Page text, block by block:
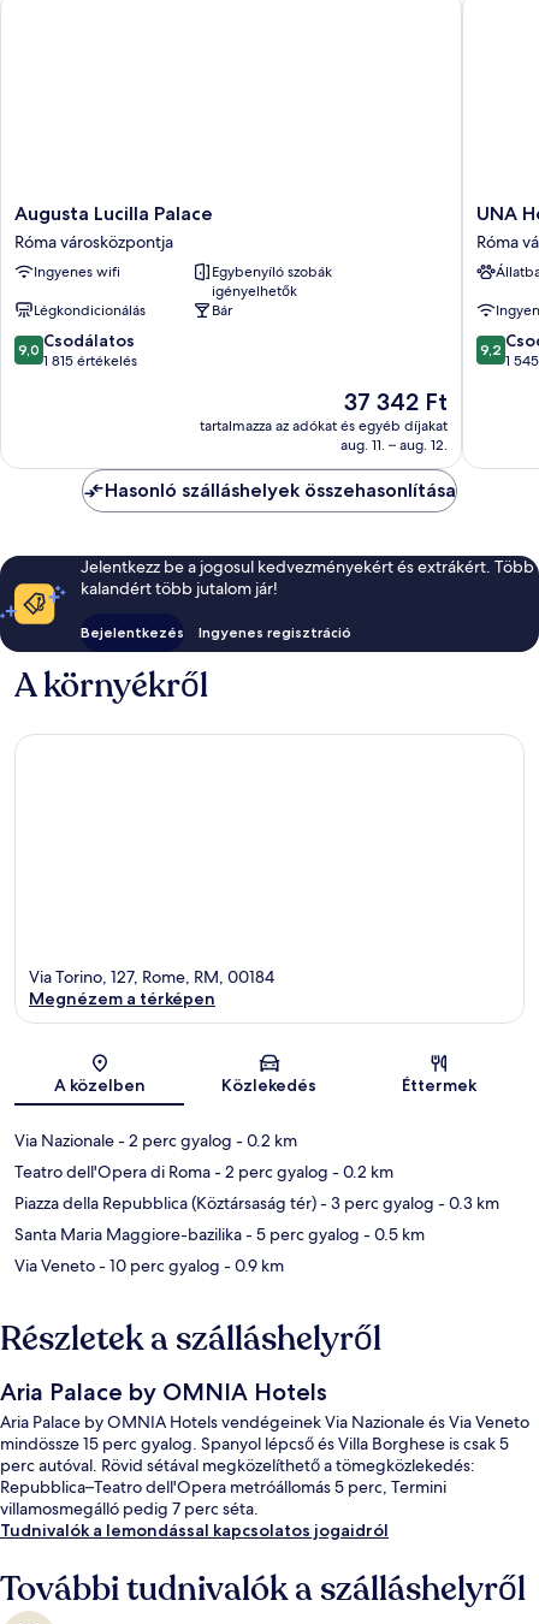
Augusta
Lucilla
Palace
Róma
Augusta Lucilla Palace
Róma városközpontja
Ingyenes wifi
Egybenyíló szobák
igényelhetők
Légkondicionálás
Bár
9.0
ennyiből:
9,0 Csodálatos
1 815 értékelés
Az
ár
37 342 Ft
37 342 Ft
tartalmazza az adókat és egyéb díjakat
aug. 11. – aug. 12.
UNA
Hotels
Decò
Roma
UNA
Róma
9.2
9,2
1
Hasonló szálláshelyek összehasonlítása
Jelentkezz be a jogosul kedvezményekért és extrákért. Több
kalandért több jutalom jár!
Bejelentkezés Ingyenes regisztráció
A környékről
Térkép
Via Torino, 127, Rome, RM, 00184
Megnézem a térképen
A közelben Közlekedés Éttermek
Via Nazionale- 2 perc gyalog - 0.2 km
Teatro dell'Opera di Roma- 2 perc gyalog - 0.2 km
Piazza della Repubblica (Köztársaság tér)- 3 perc gyalog - 0.3 km
Santa Maria Maggiore-bazilika- 5 perc gyalog - 0.5 km
Via Veneto- 10 perc gyalog - 0.9 km
Részletek a szálláshelyről
Aria Palace by OMNIA Hotels
Aria Palace by OMNIA Hotels vendégeinek Via Nazionale és Via Veneto
mindössze 15 perc gyalog. Spanyol lépcső és Villa Borghese is csak 5
perc autóval. Rövid sétával megközelíthető a tömegközlekedés:
Repubblica–Teatro dell'Opera metróállomás 5 perc, Termini
villamosmegálló pedig 7 perc séta.
Tudnivalók a lemondással kapcsolatos jogaidról
További tudnivalók a szálláshelyről